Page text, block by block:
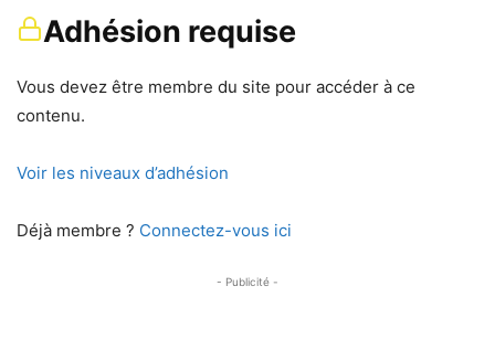
Adhésion requise
Vous devez être membre du site pour accéder à ce
contenu.
Voir les niveaux d’adhésion
Déjà membre ? Connectez-vous ici
- Publicité -